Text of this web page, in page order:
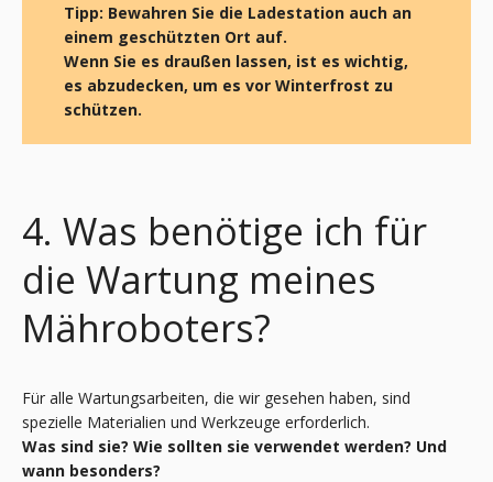
Tipp: Bewahren Sie die Ladestation auch an
einem geschützten Ort auf.
Wenn Sie es draußen lassen, ist es wichtig,
es abzudecken, um es vor Winterfrost zu
schützen.
4. Was benötige ich für
die Wartung meines
Mähroboters?
Für alle Wartungsarbeiten, die wir gesehen haben, sind
spezielle Materialien und Werkzeuge erforderlich.
Was sind sie? Wie sollten sie verwendet werden? Und
wann besonders?